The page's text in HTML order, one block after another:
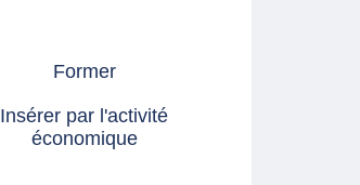
Former
Insérer par l'activité
économique